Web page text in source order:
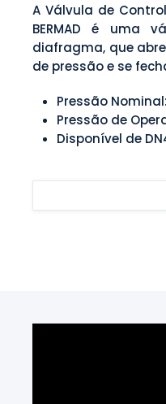
A Válvula de
BERMAD é uma
diafragma, que
de pressão e se
Pressão
Pressão de
Disponível de